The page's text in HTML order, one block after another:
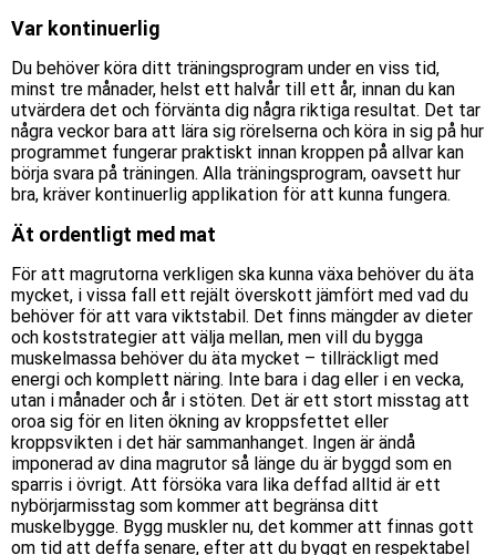
Var kontinuerlig
Du behöver köra ditt träningsprogram under en viss tid,
minst tre månader, helst ett halvår till ett år, innan du kan
utvärdera det och förvänta dig några riktiga resultat. Det tar
några veckor bara att lära sig rörelserna och köra in sig på hur
programmet fungerar praktiskt innan kroppen på allvar kan
börja svara på träningen. Alla träningsprogram, oavsett hur
bra, kräver kontinuerlig applikation för att kunna fungera.
Ät ordentligt med mat
För att magrutorna verkligen ska kunna växa behöver du äta
mycket, i vissa fall ett rejält överskott jämfört med vad du
behöver för att vara viktstabil. Det finns mängder av dieter
och koststrategier att välja mellan, men vill du bygga
muskelmassa behöver du äta mycket – tillräckligt med
energi och komplett näring. Inte bara i dag eller i en vecka,
utan i månader och år i stöten. Det är ett stort misstag att
oroa sig för en liten ökning av kroppsfettet eller
kroppsvikten i det här sammanhanget. Ingen är ändå
imponerad av dina magrutor så länge du är byggd som en
sparris i övrigt. Att försöka vara lika deffad alltid är ett
nybörjarmisstag som kommer att begränsa ditt
muskelbygge. Bygg muskler nu, det kommer att finnas gott
om tid att deffa senare, efter att du byggt en respektabel